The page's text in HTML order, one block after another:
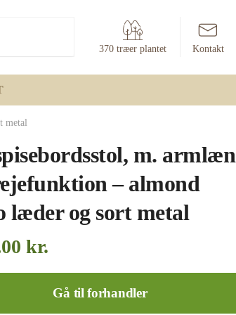
370 træer plantet Kontakt
metal
m. armlæn
– almond
læder og sort metal
kr.
Gå til forhandler